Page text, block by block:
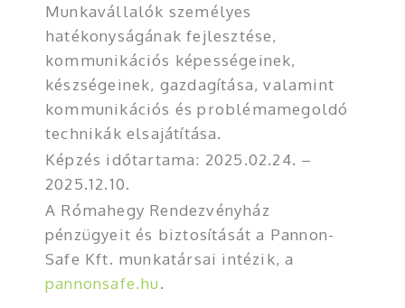
Munkavállalók személyes
hatékonyságának fejlesztése,
kommunikációs képességeinek,
készségeinek, gazdagítása, valamint
kommunikációs és problémamegoldó
technikák elsajátítása.
Képzés időtartama: 2025.02.24. –
2025.12.10.
A Rómahegy Rendezvényház
pénzügyeit és biztosítását a Pannon-
Safe Kft. munkatársai intézik, a
pannonsafe.hu.